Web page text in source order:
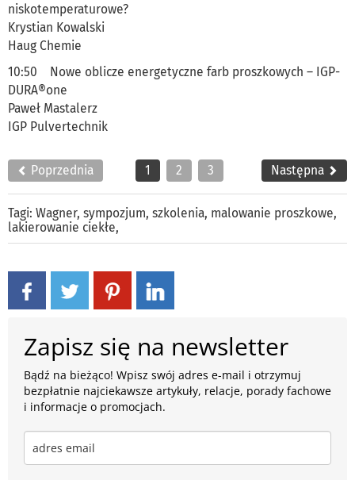
niskotemperaturowe?
Krystian Kowalski
Haug Chemie
10:50 Nowe oblicze energetyczne farb proszkowych – IGP-
DURA®one
Paweł Mastalerz
IGP Pulvertechnik
Poprzednia 1 2 3 Następna
Tagi: Wagner, sympozjum, szkolenia, malowanie proszkowe,
lakierowanie ciekłe,
Zapisz się na newsletter
Bądź na bieżąco! Wpisz swój adres e-mail i otrzymuj
bezpłatnie najciekawsze artykuły, relacje, porady fachowe
i informacje o promocjach.